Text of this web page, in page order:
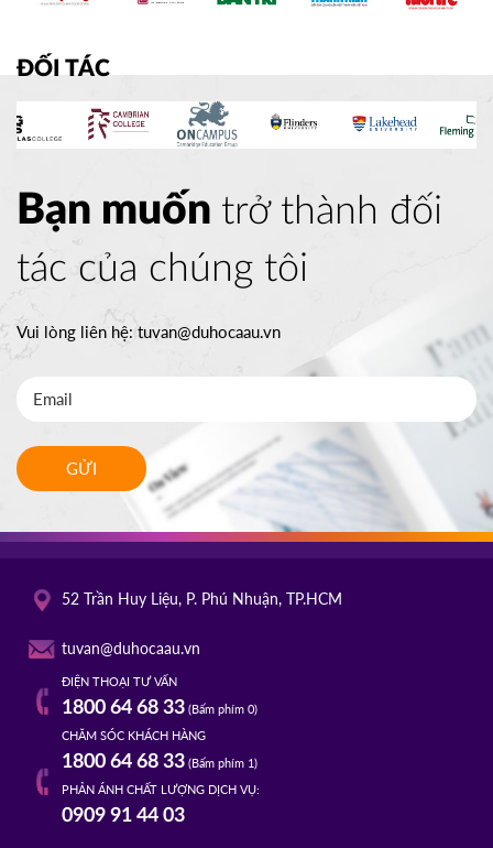
ĐỐI TÁC
Bạn muốn trở thành đối
tác của chúng tôi
Vui lòng liên hệ:tuvan@duhocaau.vn
GỬI
52 Trần Huy Liệu, P. Phú Nhuận, TP.HCM
tuvan@duhocaau.vn
ĐIỆN THOẠI TƯ VẤN
1800 64 68 33(Bấm phím 0)
CHĂM SÓC KHÁCH HÀNG
1800 64 68 33(Bấm phím 1)
PHẢN ÁNH CHẤT LƯỢNG DỊCH VỤ:
0909 91 44 03